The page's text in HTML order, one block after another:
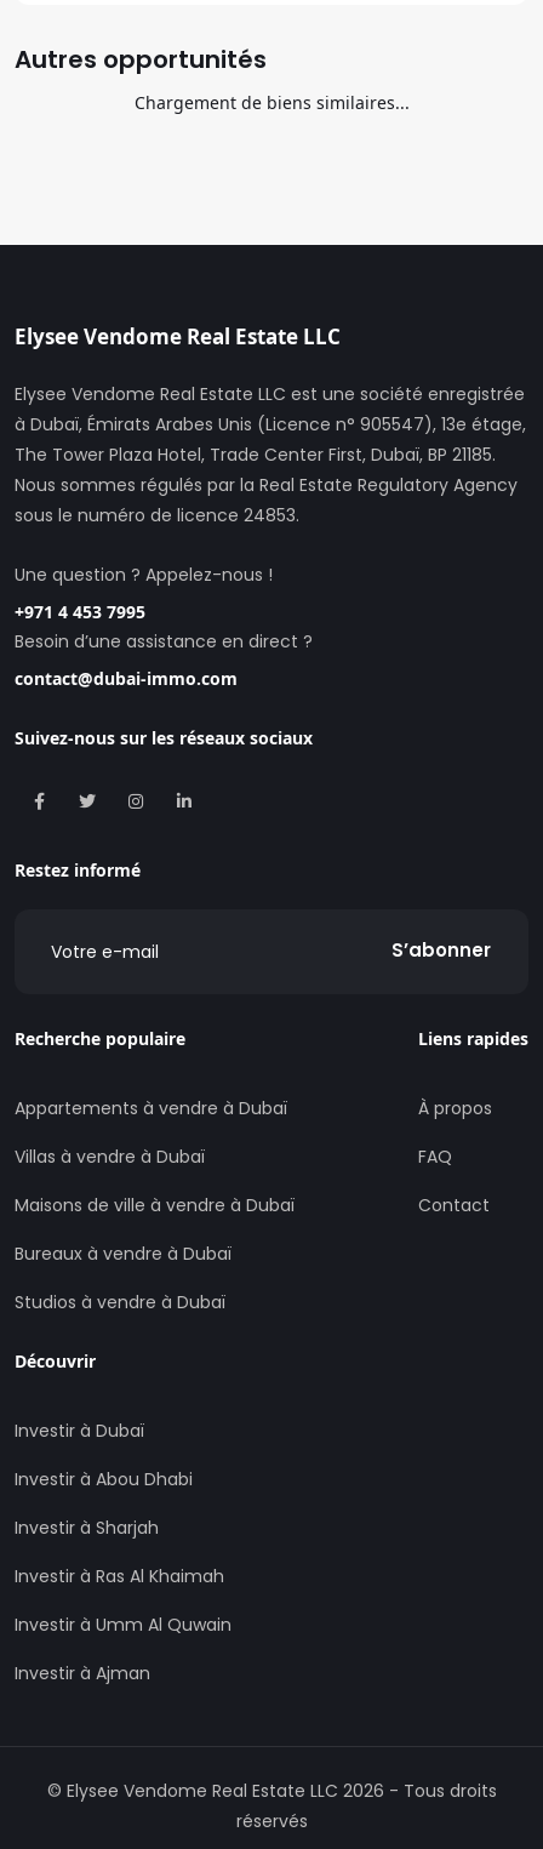
Autres opportunités
Chargement de biens similaires...
Elysee Vendome Real Estate LLC
Elysee Vendome Real Estate LLC est une société enregistrée
à Dubaï, Émirats Arabes Unis (Licence n° 905547), 13e étage,
The Tower Plaza Hotel, Trade Center First, Dubaï, BP 21185.
Nous sommes régulés par la Real Estate Regulatory Agency
sous le numéro de licence 24853.
Une question ? Appelez-nous !
+971 4 453 7995
Besoin d’une assistance en direct ?
contact@dubai-immo.com
Suivez-nous sur les réseaux sociaux
Restez informé
S’abonner
Recherche populaire
Appartements à vendre à Dubaï
Villas à vendre à Dubaï
Maisons de ville à vendre à Dubaï
Bureaux à vendre à Dubaï
Studios à vendre à Dubaï
Liens rapides
À propos
FAQ
Contact
Découvrir
Investir à Dubaï
Investir à Abou Dhabi
Investir à Sharjah
Investir à Ras Al Khaimah
Investir à Umm Al Quwain
Investir à Ajman
© Elysee Vendome Real Estate LLC 2026 - Tous droits
réservés